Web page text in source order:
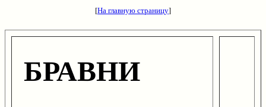
[На главную страницу]
БРАВНИ